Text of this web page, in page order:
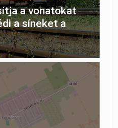
a vonatokat
a síneket a